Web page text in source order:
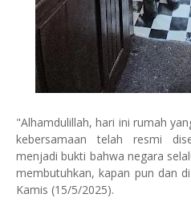
"Alhamdulillah, hari ini rumah
kebersamaan telah resmi
menjadi bukti bahwa negara
membutuhkan, kapan pun dan
Kamis (15/5/2025).